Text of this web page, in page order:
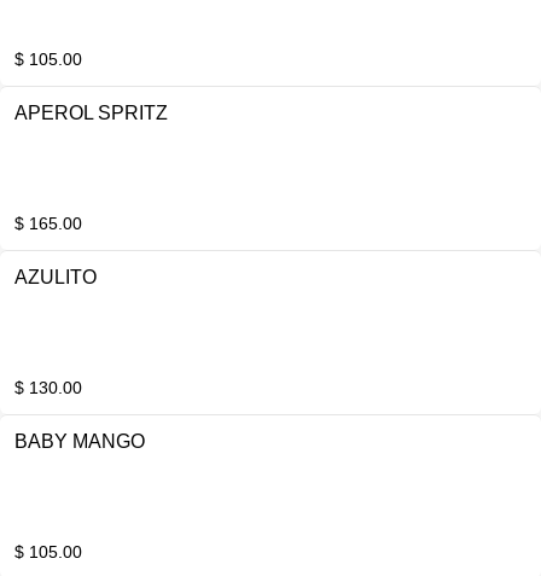
$ 105.00
APEROL SPRITZ
$ 165.00
AZULITO
$ 130.00
BABY MANGO
$ 105.00